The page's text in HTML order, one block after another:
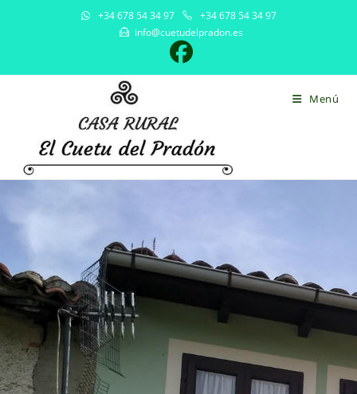
+34 678 54 34 97
+34 678 54 34 97
info@cuetudelpradon.es
Menú